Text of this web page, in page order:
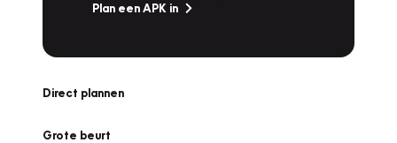
Plan een APK in
Direct plannen
Grote beurt